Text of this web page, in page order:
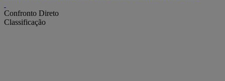
Confronto Direto
Classificação